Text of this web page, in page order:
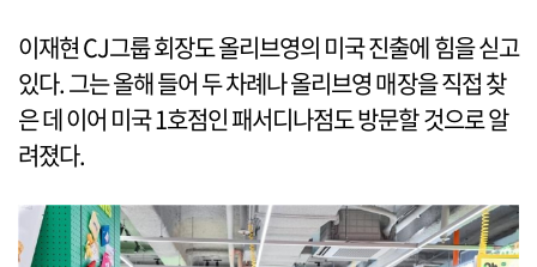
이재현 CJ그룹 회장도 올리브영의 미국 진출에 힘을 싣고
있다. 그는 올해 들어 두 차례나 올리브영 매장을 직접 찾
은 데 이어 미국 1호점인 패서디나점도 방문할 것으로 알
려졌다.